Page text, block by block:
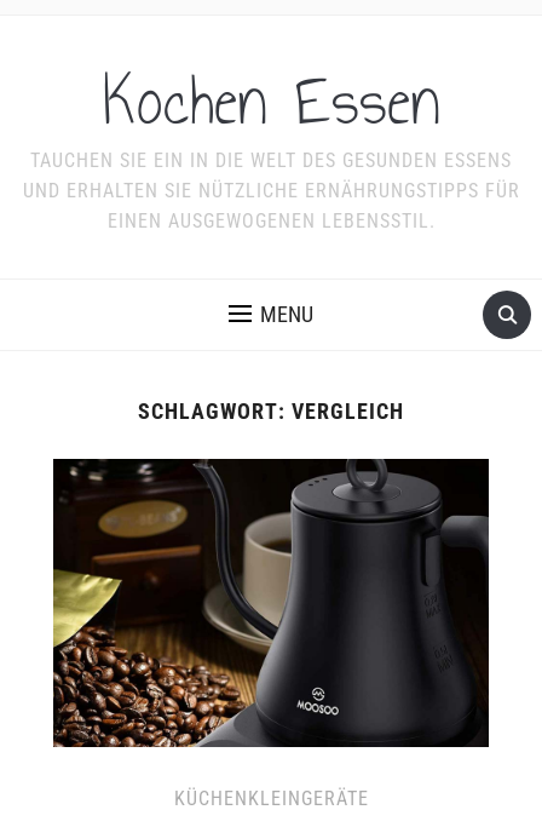
Kochen Essen
TAUCHEN SIE EIN IN DIE WELT DES GESUNDEN ESSENS
UND ERHALTEN SIE NÜTZLICHE ERNÄHRUNGSTIPPS FÜR
EINEN AUSGEWOGENEN LEBENSSTIL.
MENU
SCHLAGWORT: VERGLEICH
KÜCHENKLEINGERÄTE